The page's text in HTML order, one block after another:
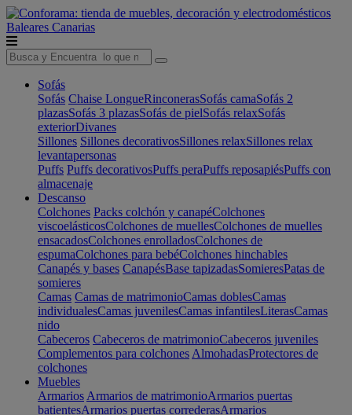
Baleares Canarias
Sofás
Sofás Chaise LongueRinconerasSofás camaSofás 2
plazasSofás 3 plazasSofás de pielSofás relaxSofás
exteriorDivanes
Sillones Sillones decorativosSillones relaxSillones relax
levantapersonas
Puffs Puffs decorativosPuffs peraPuffs reposapiésPuffs con
almacenaje
Descanso
Colchones Packs colchón y canapéColchones
viscoelásticosColchones de muellesColchones de muelles
ensacadosColchones enrolladosColchones de
espumaColchones para bebéColchones hinchables
Canapés y bases CanapésBase tapizadasSomieresPatas de
somieres
Camas Camas de matrimonioCamas doblesCamas
individualesCamas juvenilesCamas infantilesLiterasCamas
nido
Cabeceros Cabeceros de matrimonioCabeceros juveniles
Complementos para colchones AlmohadasProtectores de
colchones
Muebles
Armarios Armarios de matrimonioArmarios puertas
batientesArmarios puertas correderasArmarios